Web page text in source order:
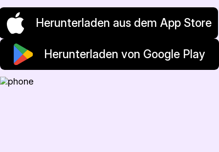
Herunterladen aus dem App Store
Herunterladen von Google Play